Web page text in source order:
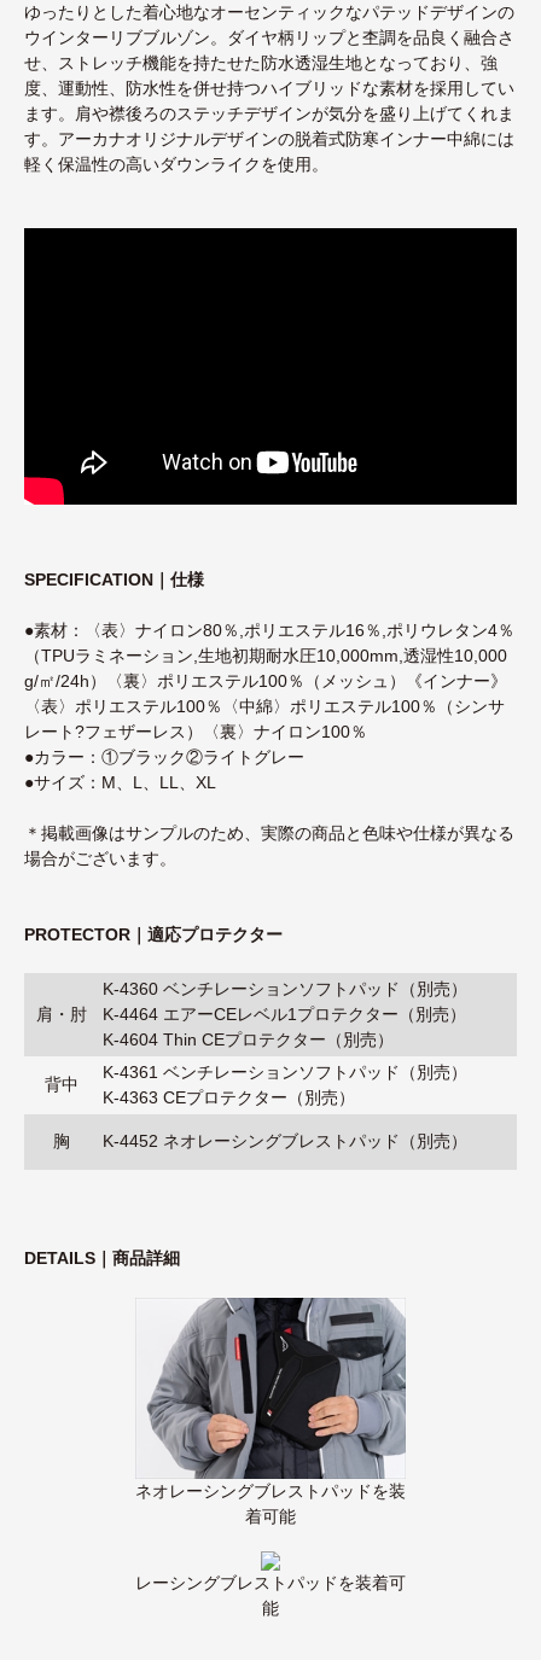
ゆったりとした着心地なオーセンティックなパテッドデザインの
ウインターリブブルゾン。ダイヤ柄リップと杢調を品良く融合さ
せ、ストレッチ機能を持たせた防水透湿生地となっており、強
度、運動性、防水性を併せ持つハイブリッドな素材を採用してい
ます。肩や襟後ろのステッチデザインが気分を盛り上げてくれま
す。アーカナオリジナルデザインの脱着式防寒インナー中綿には
軽く保温性の高いダウンライクを使用。
SPECIFICATION｜仕様
●素材：〈表〉ナイロン80％,ポリエステル16％,ポリウレタン4％
（TPUラミネーション,生地初期耐水圧10,000mm,透湿性10,000
g/㎡/24h）〈裏〉ポリエステル100％（メッシュ）《インナー》
〈表〉ポリエステル100％〈中綿〉ポリエステル100％（シンサ
レート?フェザーレス）〈裏〉ナイロン100％
●カラー：①ブラック②ライトグレー
●サイズ：M、L、LL、XL
＊掲載画像はサンプルのため、実際の商品と色味や仕様が異なる
場合がございます。
PROTECTOR｜適応プロテクター
肩・肘
K-4360 ベンチレーションソフトパッド（別売）
K-4464 エアーCEレベル1プロテクター（別売）
K-4604 Thin CEプロテクター（別売）
背中
K-4361 ベンチレーションソフトパッド（別売）
K-4363 CEプロテクター（別売）
胸 K-4452 ネオレーシングブレストパッド（別売）
DETAILS｜商品詳細
ネオレーシングブレストパッドを装
着可能
レーシングブレストパッドを装着可
能